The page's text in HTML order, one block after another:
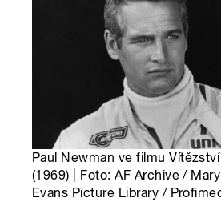
Paul Newman ve filmu Vítězství
(1969) | Foto: AF Archive / Mary
Evans Picture Library /